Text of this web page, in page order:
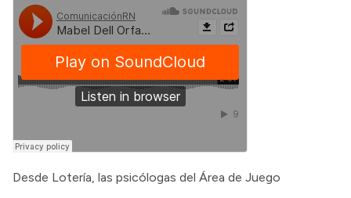
Desde Lotería, las psicólogas del Área de Juego